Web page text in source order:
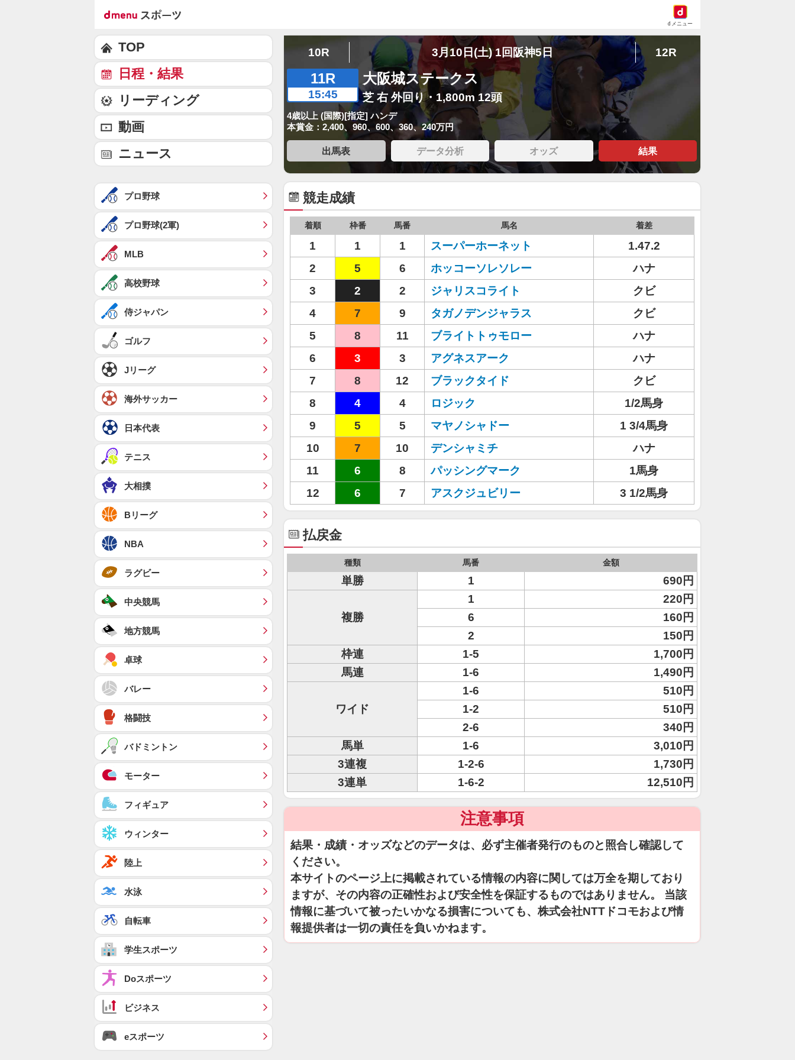
dメニュー
10R 3月10日(土) 1回阪神5日 12R
11R
15:45
大阪城ステークス
芝 右 外回り・1,800m 12頭
4歳以上 (国際)[指定] ハンデ
本賞金：2,400、960、600、360、240万円
出馬表 データ分析 オッズ 結果
競走成績
着順 枠番 馬番 馬名 着差
1 1 1 スーパーホーネット
1.47.2
2
5 6 ホッコーソレソレー
ハナ
3
2 2 ジャリスコライト
クビ
4
7 9 タガノデンジャラス
クビ
5
8 11 ブライトトゥモロー
ハナ
6
3 3 アグネスアーク
ハナ
7
8 12 ブラックタイド
クビ
8
4 4 ロジック
1/2馬身
9
5 5 マヤノシャドー
1 3/4馬身
10
7 10 デンシャミチ
ハナ
11
6 8 パッシングマーク
1馬身
12
6 7 アスクジュビリー 3 1/2馬身
払戻金
種類 馬番 金額
単勝 1 690円
複勝
1
220円
6
160円
2
150円
枠連
1-5
1,700円
馬連
1-6 1,490円
ワイド
1-6
510円
1-2
510円
2-6
340円
馬単
1-6
3,010円
3連複
1-2-6
1,730円
3連単
1-6-2 12,510円
注意事項
結果・成績・オッズなどのデータは、必ず主催者発行のものと照合し確認して
ください。
本サイトのページ上に掲載されている情報の内容に関しては万全を期しており
ますが、その内容の正確性および安全性を保証するものではありません。 当該
情報に基づいて被ったいかなる損害についても、株式会社NTTドコモおよび情
報提供者は一切の責任を負いかねます。
TOP
日程・結果
リーディング
動画
ニュース
プロ野球
プロ野球(2軍)
MLB
高校野球
侍ジャパン
ゴルフ
Jリーグ
海外サッカー
日本代表
テニス
大相撲
Bリーグ
NBA
ラグビー
中央競馬
地方競馬
卓球
バレー
格闘技
バドミントン
モーター
フィギュア
ウィンター
陸上
水泳
自転車
学生スポーツ
Doスポーツ
ビジネス
eスポーツ